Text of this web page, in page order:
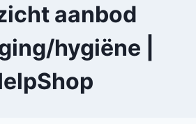
aanbod
hygiëne |